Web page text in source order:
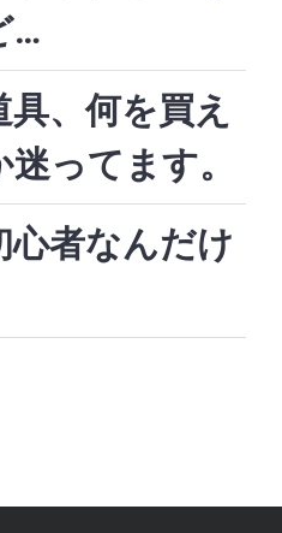
…
、何を買え
ってます。
心者なんだけ